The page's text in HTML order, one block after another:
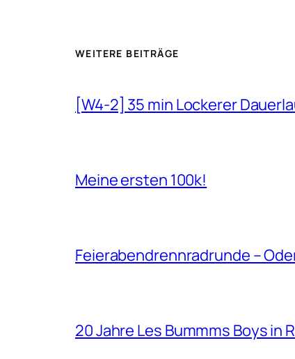
WEITERE BEITRÄGE
[W4-2] 35 min Lockerer
Meine ersten 100k!
Feierabendrennradrunde –
20 Jahre Les Bummms Boys in